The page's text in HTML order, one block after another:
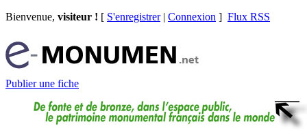
Bienvenue, visiteur ! [ S'enregistrer| Connexion ] Flux RSS
Publier une fiche